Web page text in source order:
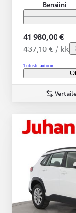
Bensiini
41 980,00 €
437,10 € / kk
Tutustu autoon
Vertaile